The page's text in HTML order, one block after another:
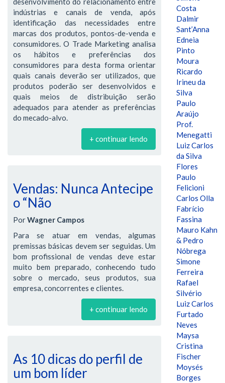
indústrias e canais de venda, após
identificação das necessidades entre
marcas dos produtos, pontos-de-venda e
consumidores. O Trade Marketing analisa
os hábitos e preferências dos
consumidores para desta forma orientar
quais canais deverão ser utilizados, que
produtos poderão ser desenvolvidos e
quais meios de distribuição serão
adequados para atender as preferências
do mecado-alvo.
+ continuar lendo
Vendas: Nunca Antecipe
o “Não
PorWagner Campos
Para se atuar em vendas, algumas
premissas básicas devem ser seguidas. Um
bom profissional de vendas deve estar
muito bem preparado, conhecendo tudo
sobre o mercado, seus produtos, sua
empresa, concorrentes e clientes.
+ continuar lendo
As 10 dicas do perfil de
um bom líder
Costa
Dalmir
Sant’Anna
Edneia
Pinto
Moura
Ricardo
Irineu da
Silva
Paulo
Araújo
Prof.
Menegatti
Luiz Carlos
da Silva
Flores
Paulo
Felicioni
Carlos Olla
Fabrício
Fassina
Mauro Kahn
& Pedro
Nóbrega
Simone
Ferreira
Rafael
Silvério
Luiz Carlos
Furtado
Neves
Maysa
Cristina
Fischer
Moysés
Borges